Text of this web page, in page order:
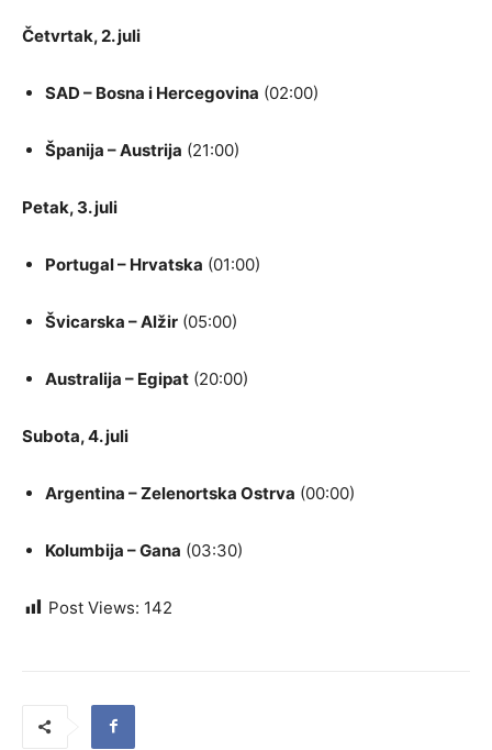
Četvrtak, 2. juli
SAD – Bosna i Hercegovina (02:00)
Španija – Austrija (21:00)
Petak, 3. juli
Portugal – Hrvatska (01:00)
Švicarska – Alžir (05:00)
Australija – Egipat (20:00)
Subota, 4. juli
Argentina – Zelenortska Ostrva (00:00)
Kolumbija – Gana (03:30)
Post Views: 142